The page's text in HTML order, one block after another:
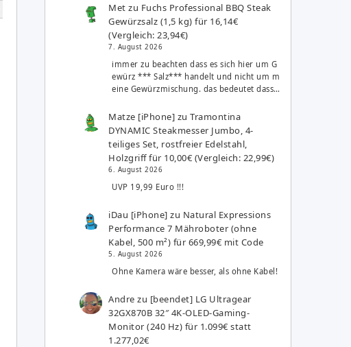
Met zu Fuchs Professional BBQ Steak
Gewürzsalz (1,5 kg) für 16,14€
(Vergleich: 23,94€)
7. August 2026
immer zu beachten dass es sich hier um G
ewürz *** Salz*** handelt und nicht um m
eine Gewürzmischung. das bedeutet dass…
Matze [iPhone] zuTramontina
DYNAMIC Steakmesser Jumbo, 4-
teiliges Set, rostfreier Edelstahl,
Holzgriff für 10,00€ (Vergleich: 22,99€)
6. August 2026
UVP 19,99 Euro !!!
iDau [iPhone] zu Natural Expressions
Performance 7 Mähroboter (ohne
Kabel, 500 m²) für 669,99€ mit Code
5. August 2026
Ohne Kamera wäre besser, als ohne Kabel!
Andre zu [beendet] LG Ultragear
32GX870B 32″ 4K-OLED-Gaming-
Monitor (240 Hz) für 1.099€ statt
1.277,02€